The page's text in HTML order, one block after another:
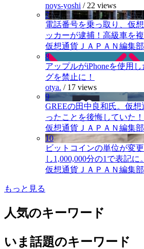
noys-yoshi / 22 views
7
電話番号を乗っ取り、仮
ッカーが逮捕！高級車を
仮想通貨ＪＡＰＡＮ編集部
8
アップルがiPhoneを使用
グを禁止に！
otya. / 17 views
9
GREEの田中良和氏。仮
ったことを後悔していた！
仮想通貨ＪＡＰＡＮ編集部
10
ビットコインの単位が変
し1,000,000分の1で表記に。
仮想通貨ＪＡＰＡＮ編集部
もっと見る
人気のキーワード
いま話題のキーワード